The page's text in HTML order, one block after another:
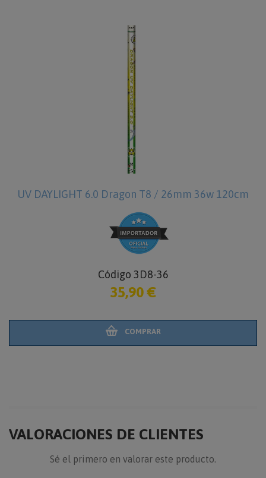
UV DAYLIGHT 6.0 Dragon T8 / 26mm 36w 120cm
Código 3D8-36
35,90 €
COMPRAR
VALORACIONES DE CLIENTES
Sé el primero en valorar este producto.